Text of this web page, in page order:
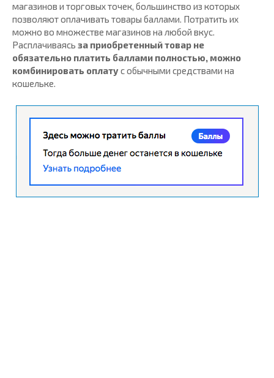
магазинов и торговых точек, большинство из которых
позволяют оплачивать товары баллами. Потратить их
можно во множестве магазинов на любой вкус.
Расплачиваясь за приобретенный товар не
обязательно платить баллами полностью, можно
комбинировать оплатус обычными средствами на
кошельке.